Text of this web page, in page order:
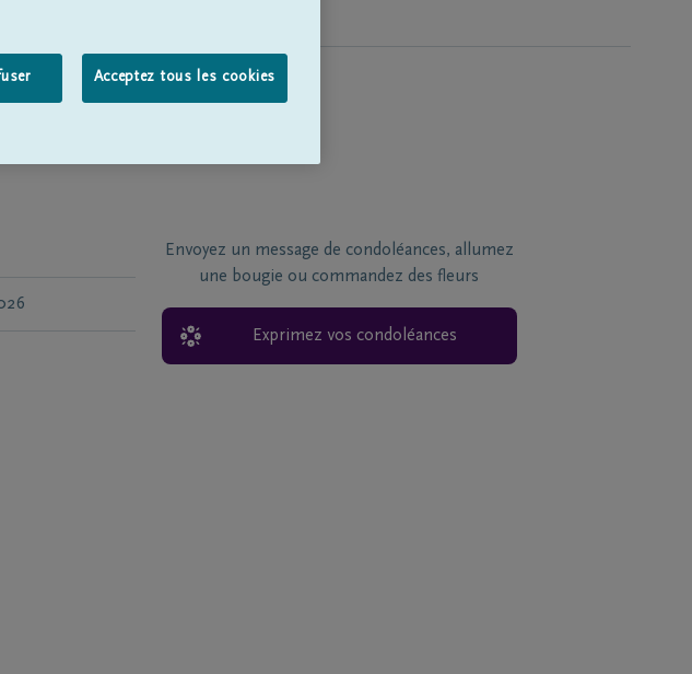
Envoyez un message de condoléances, allumez
une bougie ou commandez des fleurs
Exprimez vos condoléances
Acceptez tous les cookies